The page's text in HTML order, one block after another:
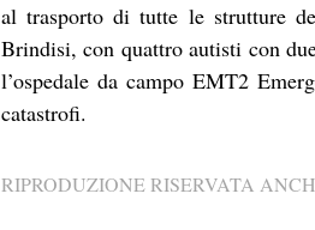
al trasporto di tutte le strutture
Brindisi, con quattro autisti con
l’ospedale da campo EMT2
catastrofi.
RIPRODUZIONE RISERVATA